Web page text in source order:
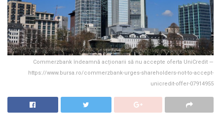
Commerzbank îndeamnă acționarii să nu accepte oferta UniCredit —
https://www.bursa.ro/commerzbank-urges-shareholders-not-to-accept-
unicredit-offer-07914955